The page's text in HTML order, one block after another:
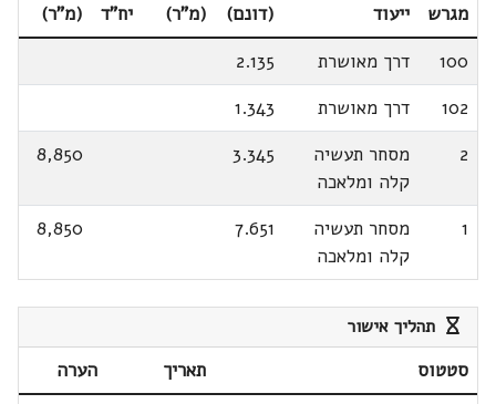
מגרש ייעוד
(דונם)
(מ"ר)
יח"ד
(מ"ר)
100
דרך מאושרת
2.135
102
דרך מאושרת
1.343
2
מסחר תעשיה
קלה ומלאכה
3.345
8,850
1
מסחר תעשיה
קלה ומלאכה
7.651
8,850
תהליך אישור
סטטוס תאריך
הערה